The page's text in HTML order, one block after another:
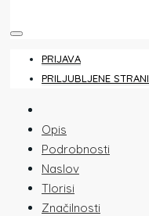
PRIJAVA
PRILJUBLJENE STRANI
Opis
Podrobnosti
Naslov
Tlorisi
Značilnosti